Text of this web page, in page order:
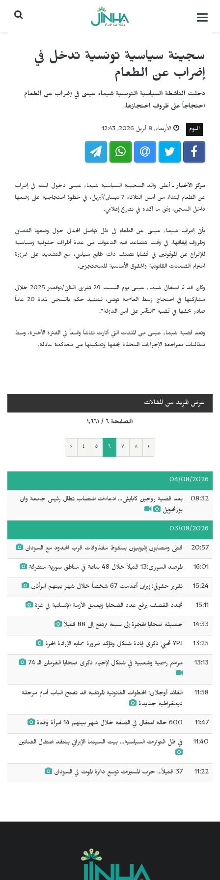
التحكم
سجينة سياسية تونسية تدخل في
إضراب عن الطعام
دخلت الناشطة السياسية التونسية شيماء عيسى في إضراب عن الطعام
احتجاجاً على ظروف احتجازها.
اليوم الأربعاء, 8 أبريل 2026, 12:43
مركز الأخبار ـأعلن والد السجينة السياسية شيماء عيسى دخول ابنته في إضراب
عن الطعام ابتداءً من أمس الثلاثاء 7 نيسان/أبريل، في خطوة احتجاجية على وضعها
داخل السجن، وفق ما أكده في تصريح إعلامي.
يأتي إضراب شيماء عيسى عن الطعام في ظل تواصل الجدل حول وضعها القضائي
وظروف إيقافها، في وقت تتصاعد فيه الدعوات من عدة أطراف حقوقية وسياسية
للإفراج عن الموقوفين في قضايا تصنف ذات طابع سياسي، مع التشديد على ضرورة
احترام الضمانات القانونية والحقوق الأساسية للمحتجزين.
وكان قد تم اعتقال شيماء عيسى يوم السبت 29 تشرين الثاني/نوفمبر 2025 خلال
مشاركتها في احتجاج وسط العاصمة تونس، لتنفيذ حكم بالسجن لمدة 20 عاماً
صادر بحقها في قضية "التآمر على أمن الدولة".
وتعد قضية شيماء عيسى من الملفات التي أثارت نقاشاً واسعاً في الفترة الأخيرة، وسط
مطالبات بمراجعة الإجراءات المتخذة بحقها وتمكينها من محاكمة عادلة.
عرض المزيد من المقالات
الصفحة ٦ / ١٬٦٦١
‹ ٤ ٥ ٦ ٧ ٨ ›
04/08/2026
08:32
بعد قضية روجين كابايش... ادعاءات اغتصاب تطال رئيس جامعة وان
يوزنجويِل
03/08/2026
20:57 قتلى ومصابون إثيوبيون بسقوط مقذوفات قرب الحدود مع السودان
16:01 المرصد السوري:13 قتيلاً خلال 48 ساعة في مناطق سورية متفرقة
15:24 تقرير حقوقي: إيران أعدمت 67 شخصاً خلال شهر بينهم امرأتان
15:11 تجدد القصف يرفع عدد الضحايا ويعمق الأزمة الإنسانية في غزة
14:33 حصيلة ضحايا الهجرة إلى سبتة ترتفع إلى 88 قتيلاً
13:25 YPJ تحيي ذكرى إبادة شنكال وتؤكد ضرورة حماية الإرادة الحرة
13:13 مراسم رسمية وشعبية في شنكال لإحياء ذكرى ضحايا الفرمان الـ 74
11:58
القائد أوجلان: الخطوات القانونية المرتقبة قد تفتح الباب أمام مرحلة
ديمقراطية جديدة
11:47 600 حالة اعتقال في الضفة خلال شهر بينهم 14 امرأة وفتاة
11:40 في ظل التوترات السياسية... بيت السينما الإيراني ينتقد اعتقال الفنانين
11:22 37 قتيلاً... حرب المسيرات توسع دائرة الموت في السودان